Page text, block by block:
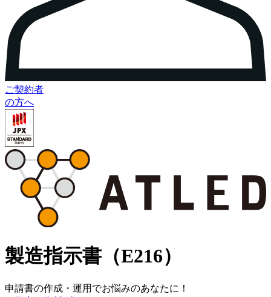
ご契約者
の方へ
製造指示書（E216）
申請書の作成・運用でお悩みのあなたに！